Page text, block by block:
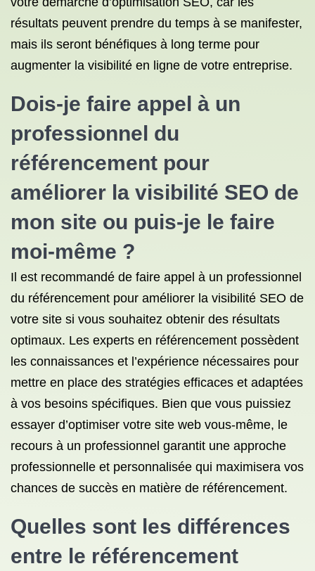
résultats peuvent prendre du temps à se manifester,
mais ils seront bénéfiques à long terme pour
augmenter la visibilité en ligne de votre entreprise.
Dois-je faire appel à un
professionnel du
référencement pour
améliorer la visibilité SEO de
mon site ou puis-je le faire
moi-même ?
Il est recommandé de faire appel à un professionnel
du référencement pour améliorer la visibilité SEO de
votre site si vous souhaitez obtenir des résultats
optimaux. Les experts en référencement possèdent
les connaissances et l’expérience nécessaires pour
mettre en place des stratégies efficaces et adaptées
à vos besoins spécifiques. Bien que vous puissiez
essayer d’optimiser votre site web vous-même, le
recours à un professionnel garantit une approche
professionnelle et personnalisée qui maximisera vos
chances de succès en matière de référencement.
Quelles sont les différences
entre le référencement